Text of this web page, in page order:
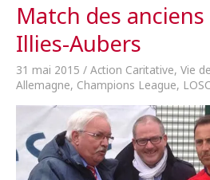
LOSC
Match des
Illies-Aubers
31 mai 2015 / Action Caritative, Vie
Allemagne, Champions League, LOSC